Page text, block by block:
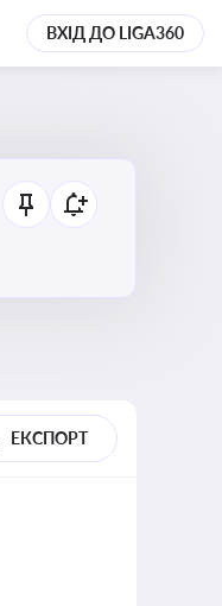
ВХІД ДО LIGA360
ЕКСПОРТ